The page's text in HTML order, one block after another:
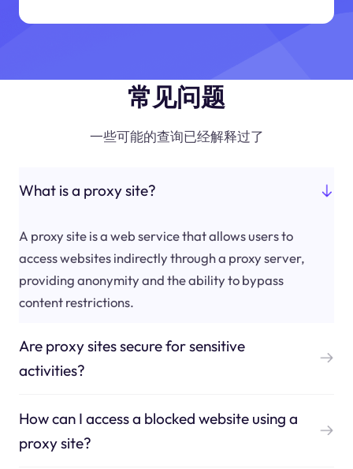
常见问题
一些可能的查询已经解释过了
What is a proxy site?
A proxy site is a web service that allows users to
access websites indirectly through a proxy server,
providing anonymity and the ability to bypass
content restrictions.
Are proxy sites secure for sensitive
activities?
How can I access a blocked website using a
proxy site?